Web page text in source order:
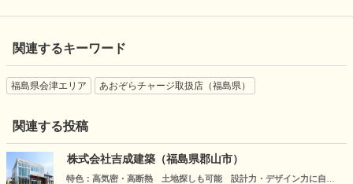
関連するキーワード
福島県会津エリア あおぞらチャージ取扱店（福島県）
関連する投稿
株式会社吉成建築（福島県郡山市）
特色：高気密・高断熱 土地探しも可能 設計力・デザイン力に自信